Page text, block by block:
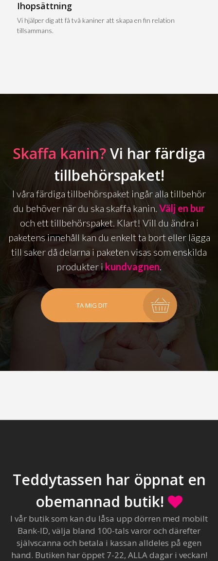
Ihopsättning
Vi hjälper dig att få två kaniner att skapa en fin relation
tillsammans.
Skaffa kanin?Vi har färdiga
tillbehörspaket!
I våra färdiga tillbehörspaket ingår alla tillbehör
du behöver när du ska skaffa kanin. Välj en bur
och ett tillbehörspaket. Klart! Vill du ändra i
paketens innehåll kan du enkelt ta bort eller lägga
till saker då delarna i paketen visas som enskilda
produkter ikundvagnen
TA MIG DIT
Teddytassen har öppnat en
obemannad butik!
I vår butik som kan du låsa upp dörren med mobilt
Bank-ID, välja bland 100-tals varor och därefter
självscanna och betala i kassan alldeles på egen
hand. Butiken har öppet 7-22, ALLA dagar i veckan!